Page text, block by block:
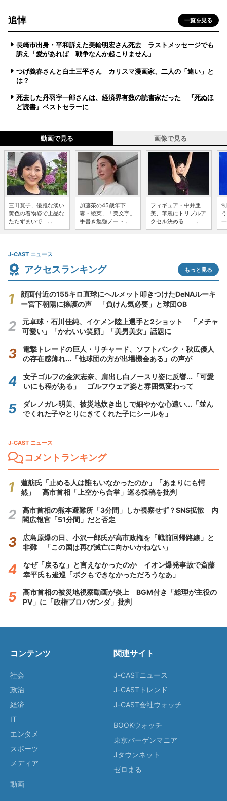
追悼 一覧を見る
長崎市出身・平和訴えた美輪明宏さん死去 ラストメッセージでも
訴え「愛があれば 戦争なんか起こりません」
つげ義春さんと白土三平さん カリスマ漫画家、二人の「違い」と
は？
死去した丹羽宇一郎さんは、経済界有数の読書家だった 『死ぬほ
ど読書』ベストセラーに
動画で見る 画像で見る
三田寛子、優雅な淡い
黄色の着物姿で上品な
たたずまいで ...
加藤茶の45歳年下
妻・綾菜、「美文字」
手書き勉強ノート...
フィギュア・中井亜
美、華麗にトリプルア
クセル決める 「...
J-CAST ニュース
アクセスランキング もっと見る
顔面付近の155キロ直球にヘルメット叩きつけたDeNAルーキ
ー宮下朝陽に擁護の声 「負けん気必要」と球団OB
元卓球・石川佳純、イケメン陸上選手と2ショット 「メチャ
可愛い」「かわいい笑顔」「美男美女」話題に
電撃トレードの巨人・リチャード、ソフトバンク・秋広優人
の存在感薄れ...「他球団の方が出場機会ある」の声が
女子ゴルフの金沢志奈、肩出し白ノースリ姿に反響...「可愛
いにも程がある」 ゴルフウェア姿と雰囲気変わって
ダレノガレ明美、被災地炊き出しで細やかな心遣い...「並ん
でくれた子やとりにきてくれた子にシールを」
J-CAST ニュース
コメントランキング
蓮舫氏「止める人は誰もいなかったのか」「あまりにも愕
然」 高市首相「上空から合掌」巡る投稿を批判
高市首相の熊本避難所「3分間」しか視察せず？SNS拡散 内
閣広報官「51分間」だと否定
広島原爆の日、小沢一郎氏が高市政権を「戦前回帰路線」と
非難 「この国は再び滅亡に向かいかねない」
なぜ「戻るな」と言えなかったのか イオン爆発事故で斎藤
幸平氏も逡巡「ボクもできなかっただろうなあ」
高市首相の被災地視察動画が炎上 BGM付き「総理が主役の
PV」に「政権プロパガンダ」批判
コンテンツ
社会
政治
経済
IT
エンタメ
スポーツ
メディア
動画
関連サイト
J-CASTニュース
J-CASTトレンド
J-CAST会社ウォッチ
BOOKウォッチ
東京バーゲンマニア
Jタウンネット
ゼロまる